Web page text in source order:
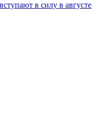
в силу в августе